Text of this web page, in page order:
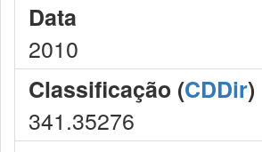
Data
2010
Classificação (CDDir)
341.35276